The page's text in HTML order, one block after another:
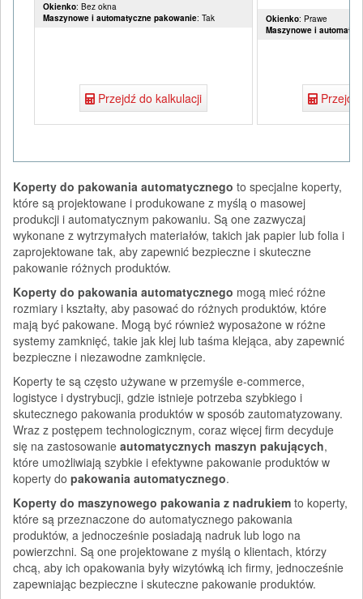
Okienko: Bez okna
Maszynowe i automatyczne pakowanie: Tak
Przejdź do kalkulacji
Okienko: Prawe
Maszynowe i
Przejdź
Koperty do pakowania automatycznego to specjalne koperty,
które są projektowane i produkowane z myślą o masowej
produkcji i automatycznym pakowaniu. Są one zazwyczaj
wykonane z wytrzymałych materiałów, takich jak papier lub folia i
zaprojektowane tak, aby zapewnić bezpieczne i skuteczne
pakowanie różnych produktów.
Koperty do pakowania automatycznego mogą mieć różne
rozmiary i kształty, aby pasować do różnych produktów, które
mają być pakowane. Mogą być również wyposażone w różne
systemy zamknięć, takie jak klej lub taśma klejąca, aby zapewnić
bezpieczne i niezawodne zamknięcie.
Koperty te są często używane w przemyśle e-commerce,
logistyce i dystrybucji, gdzie istnieje potrzeba szybkiego i
skutecznego pakowania produktów w sposób zautomatyzowany.
Wraz z postępem technologicznym, coraz więcej firm decyduje
się na zastosowanie automatycznych maszyn pakujących,
które umożliwiają szybkie i efektywne pakowanie produktów w
koperty do pakowania automatycznego.
Koperty do maszynowego pakowania z nadrukiem to koperty,
które są przeznaczone do automatycznego pakowania
produktów, a jednocześnie posiadają nadruk lub logo na
powierzchni. Są one projektowane z myślą o klientach, którzy
chcą, aby ich opakowania były wizytówką ich firmy, jednocześnie
zapewniając bezpieczne i skuteczne pakowanie produktów.